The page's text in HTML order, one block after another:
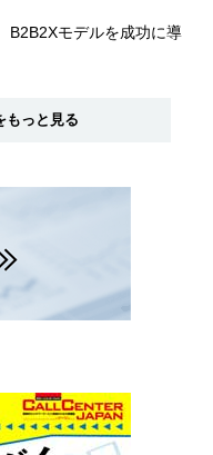
モデルを成功に導
もっと見る